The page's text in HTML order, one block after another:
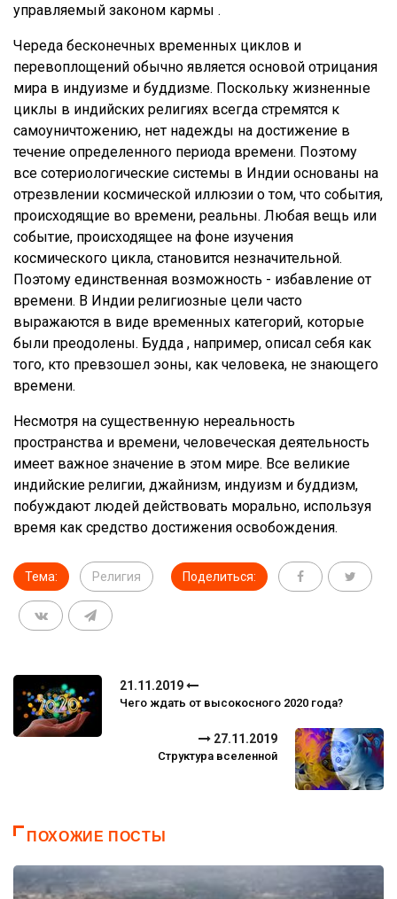
управляемый законом кармы .
Череда бесконечных временных циклов и
перевоплощений обычно является основой отрицания
мира в индуизме и буддизме. Поскольку жизненные
циклы в индийских религиях всегда стремятся к
самоуничтожению, нет надежды на достижение в
течение определенного периода времени. Поэтому
все сотериологические системы в Индии основаны на
отрезвлении космической иллюзии о том, что события,
происходящие во времени, реальны. Любая вещь или
событие, происходящее на фоне изучения
космического цикла, становится незначительной.
Поэтому единственная возможность - избавление от
времени. В Индии религиозные цели часто
выражаются в виде временных категорий, которые
были преодолены. Будда , например, описал себя как
того, кто превзошел эоны, как человека, не знающего
времени.
Несмотря на существенную нереальность
пространства и времени, человеческая деятельность
имеет важное значение в этом мире. Все великие
индийские религии, джайнизм, индуизм и буддизм,
побуждают людей действовать морально, используя
время как средство достижения освобождения.
Тема: Религия Поделиться:
21.11.2019
Чего ждать от высокосного 2020 года?
27.11.2019
Структура вселенной
ПОХОЖИЕ ПОСТЫ